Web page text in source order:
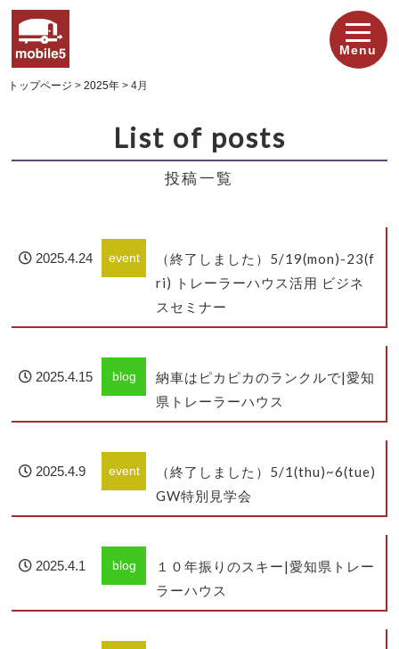
Menu
トップページ > 2025年> 4月
List of posts
投稿一覧
2025.4.24 event
（終了しました）5/19(mon)-23(f
ri) トレーラーハウス活用 ビジネ
スセミナー
2025.4.15 blog
納車はピカピカのランクルで|愛知
県トレーラーハウス
2025.4.9 event
（終了しました）5/1(thu)~6(tue)
GW特別見学会
2025.4.1 blog
１０年振りのスキー|愛知県トレー
ラーハウス